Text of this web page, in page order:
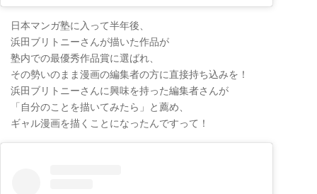
日本マンガ塾に入って半年後、
浜田ブリトニーさんが描いた作品が
塾内での最優秀作品賞に選ばれ、
その勢いのまま漫画の編集者の方に直接持ち込みを！
浜田ブリトニーさんに興味を持った編集者さんが
「自分のことを描いてみたら」と薦め、
ギャル漫画を描くことになったんですって！